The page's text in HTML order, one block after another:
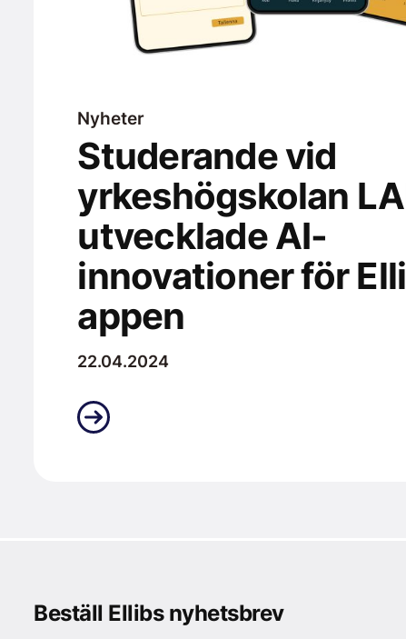
Nyheter
Studerande vid
yrkeshögskolan
utvecklade AI-
innovationer för
appen
22.04.2024
Beställ Ellibs nyhetsbrev